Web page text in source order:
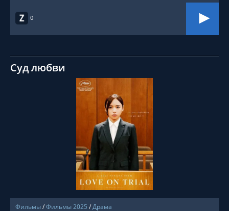
0
Суд любви
СМОТРЕТЬ ОНЛАЙН
Фильмы/Фильмы 2025 /Драма